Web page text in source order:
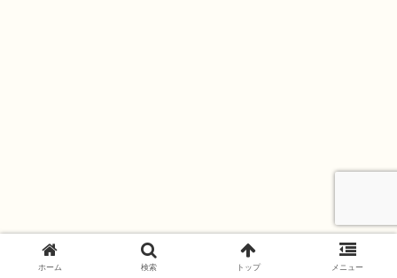
ホーム 検索 トップ メニュー